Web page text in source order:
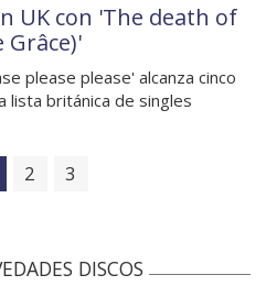
UK con 'The death of
Grâce)'
please please' alcanza cinco
lista británica de singles
2 3
DISCOS